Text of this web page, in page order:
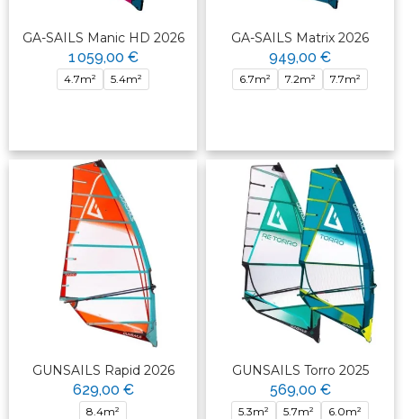
GA-SAILS Manic HD 2026
1 059,00 €
4.7m² 5.4m²
GA-SAILS Matrix 2026
949,00 €
6.7m² 7.2m² 7.7m²
GUNSAILS Rapid 2026
629,00 €
8.4m²
GUNSAILS Torro 2025
569,00 €
5.3m² 5.7m² 6.0m²